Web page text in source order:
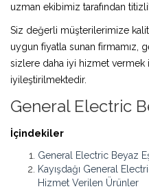
uzman ekibimiz tarafından
Siz değerli müşterilerimize
uygun fiyatla sunan firmamız,
sizlere daha iyi hizmet vermek
iyileştirilmektedir.
General Electric
İçindekiler
General Electric Beyaz
Kayışdağı General
Hizmet Verilen Ürünler